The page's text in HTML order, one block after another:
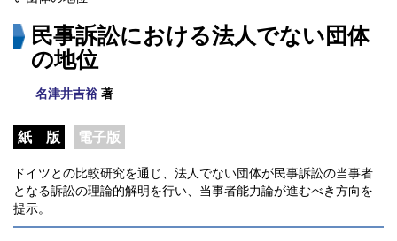
民事訴訟における法人でない団体
の地位
名津井吉裕著
紙 版 電子版
ドイツとの比較研究を通じ、法人でない団体が民事訴訟の当事者
となる訴訟の理論的解明を行い、当事者能力論が進むべき方向を
提示。